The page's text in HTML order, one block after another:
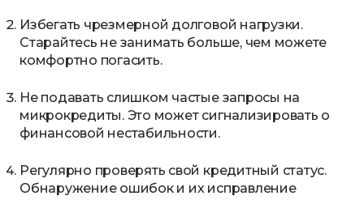
Избегать чрезмерной долговой нагрузки.
Старайтесь не занимать больше, чем можете
комфортно погасить.
Не подавать слишком частые запросы на
микрокредиты. Это может сигнализировать о
финансовой нестабильности.
Регулярно проверять свой кредитный статус.
Обнаружение ошибок и их исправление